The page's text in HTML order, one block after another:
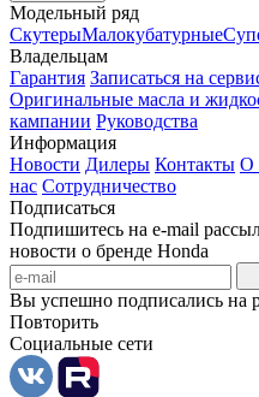
Модельный ряд
СкутерыМалокубатурные
Владельцам
Гарантия Записаться на
Оригинальные масла и
кампании Руководства
Информация
Новости Дилеры Контакты О
нас Сотрудничество
Подписаться
Подпишитесь на e-mail
новости о бренде Honda
Вы успешно подписались на
Повторить
Социальные сети